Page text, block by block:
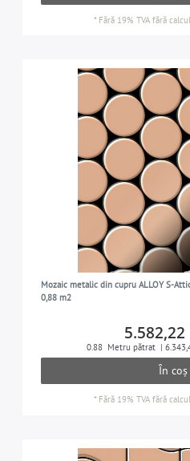
* Fără 19% TVAfără
Mozaic metalic din cupru ALLOY S-
0,88 m2
0.88 Metru pătrat |
În coș
* Fără 19% TVAfără